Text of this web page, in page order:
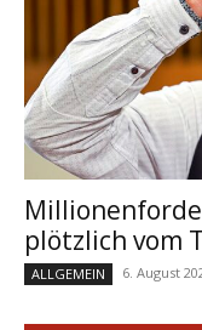
plötzlich vom
ALLGEMEIN 6. August